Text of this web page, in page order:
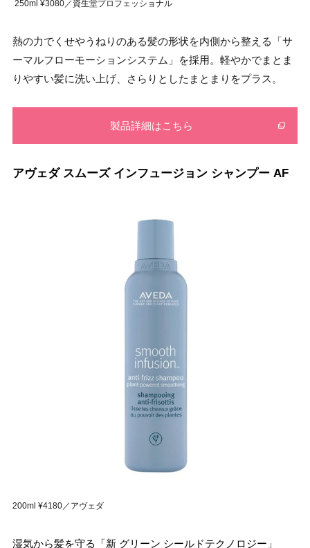
250ml ¥3080／資生堂プロフェッショナル
熱の力でくせやうねりのある髪の形状を内側から整える「サ
ーマルフローモーションシステム」を採用。軽やかでまとま
りやすい髪に洗い上げ、さらりとしたまとまりをプラス。
製品詳細はこちら
アヴェダ スムーズ インフュージョン シャンプー AF
200ml ¥4180／アヴェダ
湿気から髪を守る「新 グリーン シールドテクノロジー」